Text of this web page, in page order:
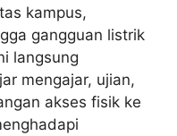
kampus,
gangguan listrik
langsung
mengajar, ujian,
akses fisik ke